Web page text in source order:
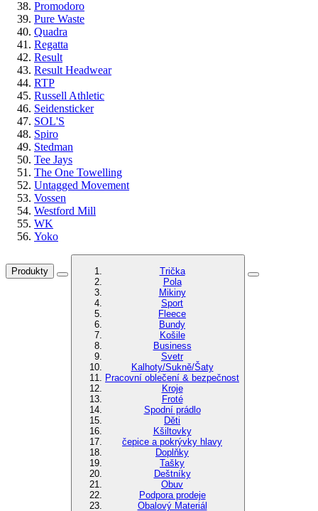
Promodoro
Pure Waste
Quadra
Regatta
Result
Result Headwear
RTP
Russell Athletic
Seidensticker
SOL'S
Spiro
Stedman
Tee Jays
The One Towelling
Untagged Movement
Vossen
Westford Mill
WK
Yoko
Produkty
Trička
Pola
Mikiny
Sport
Fleece
Bundy
Košile
Business
Svetr
Kalhoty/Sukně/Šaty
Pracovní oblečení & bezpečnost
Kroje
Froté
Spodní prádlo
Děti
Kšiltovky
čepice a pokrývky hlavy
Doplňky
Tašky
Deštníky
Obuv
Podpora prodeje
Obalový Materiál